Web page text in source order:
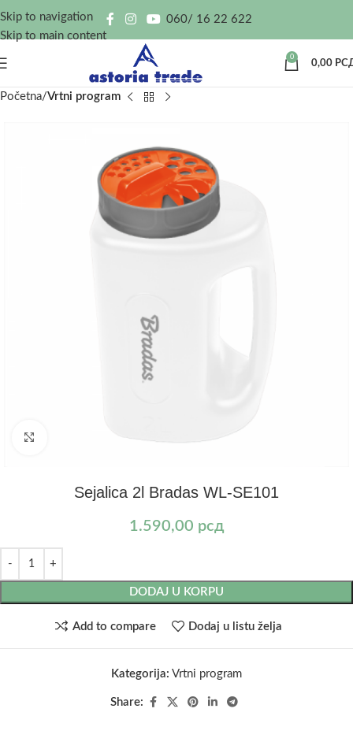
Skip to navigation
Skip to main content
060/ 16 22 622
0
0,00
Početna Vrtni program
Kliknite za uvećanje
Sejalica 2l Bradas WL-SE101
1.590,00 рсд
DODAJ U KORPU
Add to compare Dodaj u listu želja
Kategorija: Vrtni program
Share: